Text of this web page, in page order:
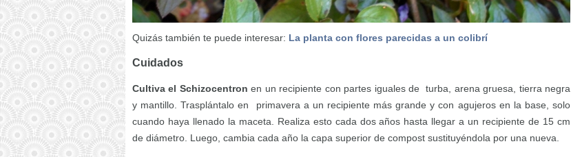
Quizás también te puede interesar: La planta con flores parecidas a un colibrí
Cuidados
Cultiva el Schizocentron en un recipiente con partes iguales de turba, arena gruesa, tierra negra
y mantillo. Trasplántalo en primavera a un recipiente más grande y con agujeros en la base, solo
cuando haya llenado la maceta. Realiza esto cada dos años hasta llegar a un recipiente de 15 cm
de diámetro. Luego, cambia cada año la capa superior de compost sustituyéndola por una nueva.